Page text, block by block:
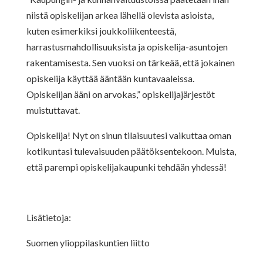
niistä opiskelijan arkea lähellä olevista asioista,
kuten esimerkiksi joukkoliikenteestä,
harrastusmahdollisuuksista ja opiskelija-asuntojen
rakentamisesta. Sen vuoksi ontärkeää, että jokainen
opiskelija käyttää ääntään kuntavaaleissa.
Opiskelijan äänion arvokas,” opiskelijajärjestöt
muistuttavat.
Opiskelija! Nyt on sinun tilaisuutesi vaikuttaa oman
kotikuntasi tulevaisuudenpäätöksentekoon. Muista,
että parempi opiskelijakaupunki tehdään yhdessä!
Lisätietoja:
Suomen ylioppilaskuntien liitto